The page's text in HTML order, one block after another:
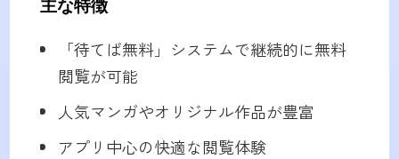
主な特徴
「待てば無料」システムで継続的に無料
閲覧が可能
人気マンガやオリジナル作品が豊富
アプリ中心の快適な閲覧体験